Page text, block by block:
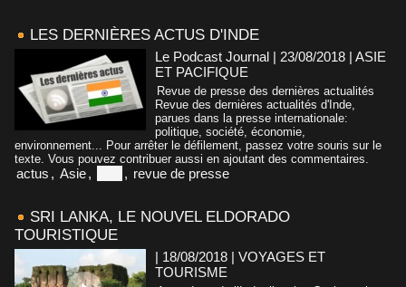
LES DERNIÈRES ACTUS D'INDE
Le Podcast Journal | 23/08/2018 | ASIE
ET PACIFIQUE
Revue de presse des dernières actualités
Revue des dernières actualités d'Inde,
parues dans la presse internationale:
politique, société, économie,
environnement... Pour arrêter le défilement, passez votre souris sur le
texte. Vous pouvez contribuer aussi en ajoutant des commentaires.
actus , Asie, , revue de presse
SRI LANKA, LE NOUVEL ELDORADO
TOURISTIQUE
| 18/08/2018 | VOYAGES ET
TOURISME